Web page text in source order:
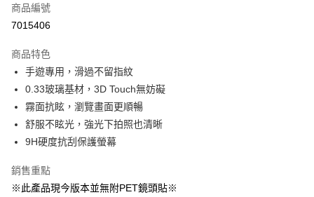
超商取貨付款
Apple Pay
街口支付
悠遊付
AFTEE先享後付
相關說明
AFTEE先享後付是「在收到商品之後才付款」的支付方式。 讓您購物簡單
ATM付款
商品編號
7015406
商品特色
手遊專用，滑過不留指紋
0.33玻璃基材，3D Touch無妨礙
霧面抗眩，瀏覽畫面更順暢
舒服不眩光，強光下拍照也清晰
9H硬度抗刮保護螢幕
銷售重點
※此產品現今版本並無附PET鏡頭貼※